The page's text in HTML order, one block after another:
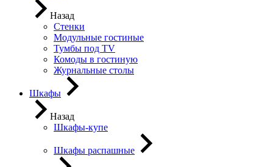
Назад
Стенки
Модульные гостиные
Тумбы под ТV
Комоды в гостиную
Журнальные столы
Шкафы
Назад
Шкафы-купе
Шкафы распашные